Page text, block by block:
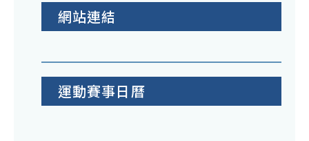
網站連結
運動賽事日曆